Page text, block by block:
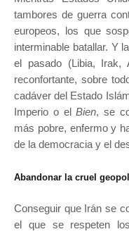
tambores de guerra
europeos, los que
interminable batallar. Y
el pasado (Libia, Irak,
reconfortante, sobre
cadáver del Estado
Imperio o elBien, se
más pobre, enfermo y
de la democracia y el
Abandonar la cruel
Conseguir que Irán se
el que se respeten